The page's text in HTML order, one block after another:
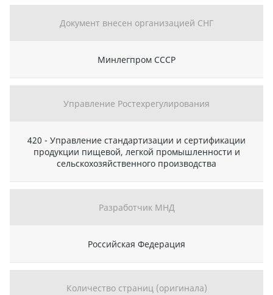
Документ внесен организацией СНГ
Минлегпром СССР
Управление Ростехрегулирования
420 - Управление стандартизации и сертификации
продукции пищевой, легкой промышленности и
сельскохозяйственного производства
Разработчик МНД
Российская Федерация
Количество страниц (оригинала)